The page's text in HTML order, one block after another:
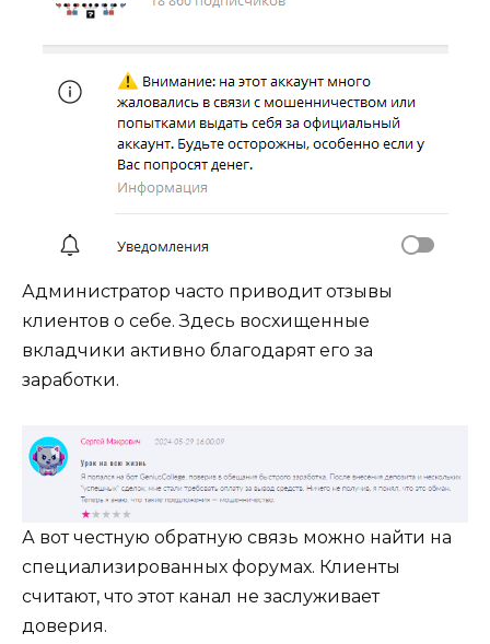
Администратор часто приводит отзывы
клиентов о себе. Здесь восхищенные
вкладчики активно благодарят его за
заработки.
А вот честную обратную связь можно найти на
специализированных форумах. Клиенты
считают, что этот канал не заслуживает
доверия.